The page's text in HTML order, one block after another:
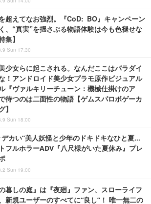
超えてなお強烈。『CoD: BO』キャンペーン
、“真実”を揺さぶる物語体験は今も色褪せな
集】
Sun 17:30
少女らに起こされる。なんだここはパラダイ
！アンドロイド美少女プラモ原作ビジュアル
『ヴァルキリーチューン：機械仕掛けのア
待つのは二面性の物語【ゲムスパロボゲーカ
】
Sun 18:00
デカい”美人妖怪と少年のドキドキなひと夏…
フルホラーADV『八尺様がいた夏休み』プレ
Sun 19:00
の暮しの庭』は『夜廻』ファン、スローライフ
新規ユーザーのすべてに“良し”！ 唯一無二の